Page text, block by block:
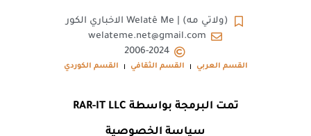
(ولاتي مه) | Welatê Me الاخباري الكور
welateme.net@gmail.com
2006-2024
القسم العربي القسم الثقافي القسم الكوردي
تمت البرمجة بواسطة RAR-IT LLC
سياسة الخصوصية